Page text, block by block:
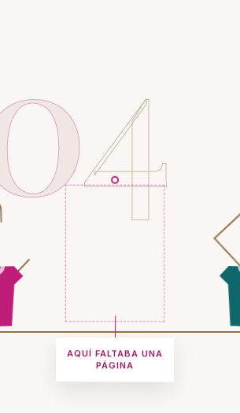
4
AQUÍ FALTABA UNA
PÁGINA